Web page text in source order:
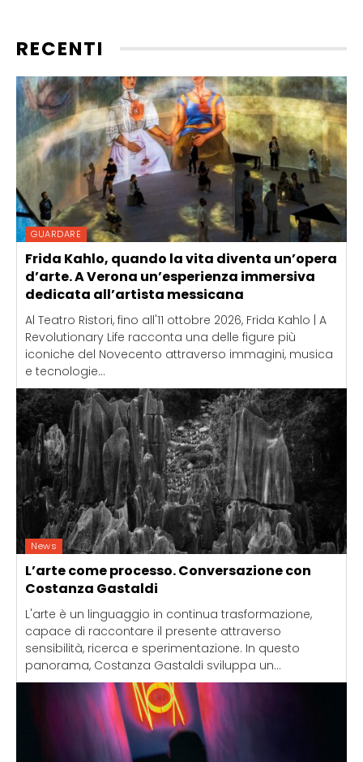
RECENTI
GUARDARE
Frida Kahlo, quando la vita diventa un’opera
d’arte. A Verona un’esperienza immersiva
dedicata all’artista messicana
Al Teatro Ristori, fino all'11 ottobre 2026, Frida Kahlo | A
Revolutionary Life racconta una delle figure più
iconiche del Novecento attraverso immagini, musica
e tecnologie...
News
L’arte come processo. Conversazione con
Costanza Gastaldi
L'arte è un linguaggio in continua trasformazione,
capace di raccontare il presente attraverso
sensibilità, ricerca e sperimentazione. In questo
panorama, Costanza Gastaldi sviluppa un...